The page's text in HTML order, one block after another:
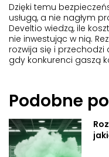
Dzięki temu
usługą, a nie nagłym
Develtio wiedzą, ile
nie inwestując w nią.
rozwija się i
gdy konkurenci gaszą
Podobne